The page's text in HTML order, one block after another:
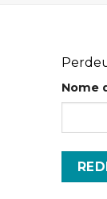
Nome